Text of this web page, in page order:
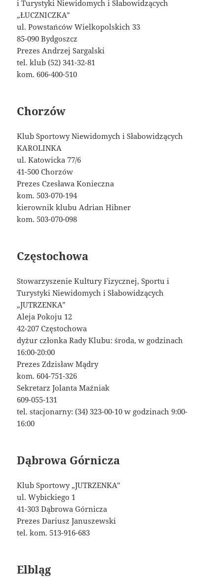
i Turystyki Niewidomych i Słabowidzących
„ŁUCZNICZKA”
ul. Powstańców Wielkopolskich 33
85-090 Bydgoszcz
Prezes Andrzej Sargalski
tel. klub (52) 341-32-81
kom. 606-400-510
Chorzów
Klub Sportowy Niewidomych i Słabowidzących
KAROLINKA
ul. Katowicka 77/6
41-500 Chorzów
Prezes Czesława Konieczna
kom. 503-070-194
kierownik klubu Adrian Hibner
kom. 503-070-098
Częstochowa
Stowarzyszenie Kultury Fizycznej, Sportu i
Turystyki Niewidomych i Słabowidzących
„JUTRZENKA”
Aleja Pokoju 12
42-207 Częstochowa
dyżur członka Rady Klubu: środa, w godzinach
16:00-20:00
Prezes Zdzisław Mądry
kom. 604-751-326
Sekretarz Jolanta Maźniak
609-055-131
tel. stacjonarny: (34) 323-00-10 w godzinach 9:00-
16:00
Dąbrowa Górnicza
Klub Sportowy „JUTRZENKA”
ul. Wybickiego 1
41-303 Dąbrowa Górnicza
Prezes Dariusz Januszewski
tel. kom. 513-916-683
Elbląg